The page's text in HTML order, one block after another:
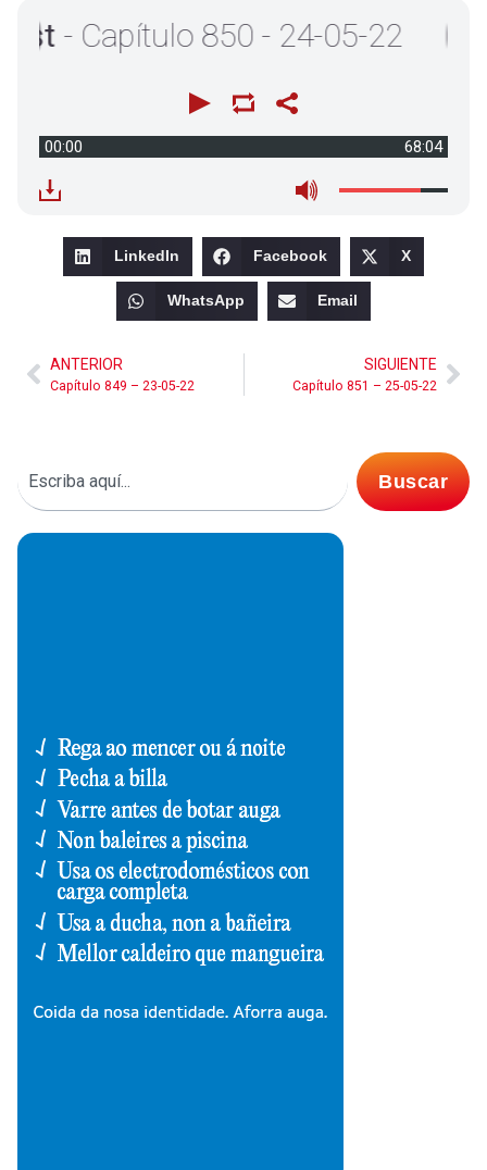
Capítulo 850 - 24-05-22
00:00 68:04
LinkedIn Facebook X
WhatsApp Email
ANTERIOR
Capítulo 849 – 23-05-22
SIGUIENTE
Capítulo 851 – 25-05-22
Buscar